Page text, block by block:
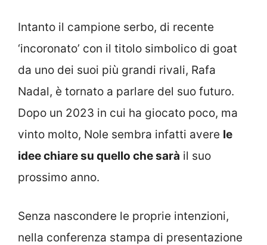
Intanto il campione serbo, di recente
‘incoronato’ con il titolo simbolico di goat
da uno dei suoi più grandi rivali, Rafa
Nadal, è tornato a parlare del suo futuro.
Dopo un 2023 in cui ha giocato poco, ma
vinto molto, Nole sembra infatti avere le
idee chiare su quello che sarà il suo
prossimo anno.
Senza nascondere le proprie intenzioni,
nella conferenza stampa di presentazione